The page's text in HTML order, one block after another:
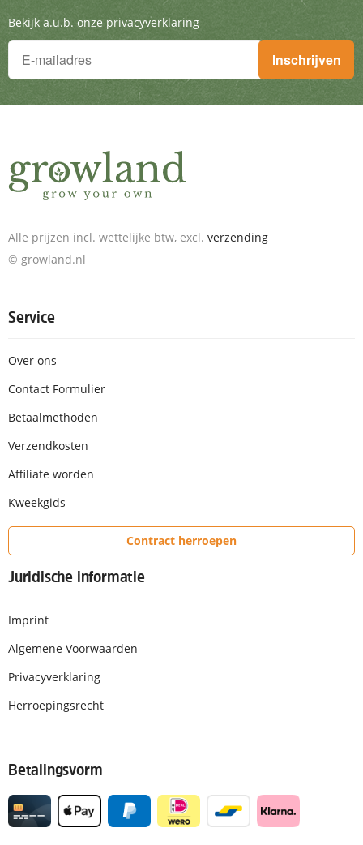
Bekijk a.u.b. onze privacyverklaring
Je wilt niets missen!
Schrijf je in voor de nieuwsbrief en ontvang geweldige
Inschrijven
Alle prijzen incl. wettelijke btw, excl. verzending
© growland.nl
Service
Over ons
Contact Formulier
Betaalmethoden
Verzendkosten
Affiliate worden
Kweekgids
Contract herroepen
Juridische informatie
Imprint
Algemene Voorwaarden
Privacyverklaring
Herroepingsrecht
Betalingsvorm